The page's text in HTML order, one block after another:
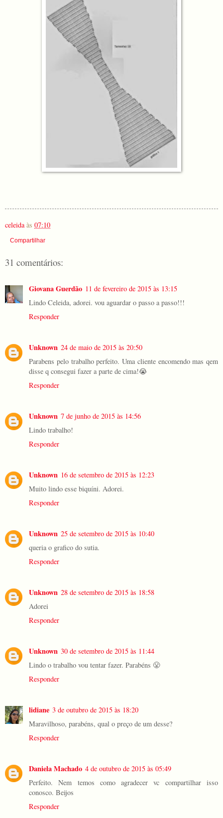
celeida às 07:10
Compartilhar
31 comentários:
Giovana Guerdão 11 de fevereiro de 2015 às 13:15
Lindo Celeida, adorei. vou aguardar o passo a passo!!!
Responder
Unknown 24 de maio de 2015 às 20:50
Parabens pelo trabalho perfeito. Uma cliente encomendo mas qem
disse q consegui fazer a parte de cima!😭
Responder
Unknown 7 de junho de 2015 às 14:56
Lindo trabalho!
Responder
Unknown 16 de setembro de 2015 às 12:23
Muito lindo esse biquíni. Adorei.
Responder
Unknown 25 de setembro de 2015 às 10:40
queria o grafico do sutia.
Responder
Unknown 28 de setembro de 2015 às 18:58
Adorei
Responder
Unknown 30 de setembro de 2015 às 11:44
Lindo o trabalho vou tentar fazer. Parabéns 😤
Responder
lidiane 3 de outubro de 2015 às 18:20
Maravilhoso, parabéns, qual o preço de um desse?
Responder
Daniela Machado 4 de outubro de 2015 às 05:49
Perfeito. Nem temos como agradecer vc compartilhar isso
conosco. Beijos
Responder